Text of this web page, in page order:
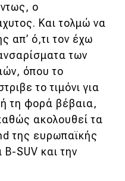
ο
Και τολμώ να
απ’ ό,τι τον έχω
των
όπου το
το τιμόνι για
τη φορά βέβαια,
ακολουθεί τα
της ευρωπαϊκής
SUV και την